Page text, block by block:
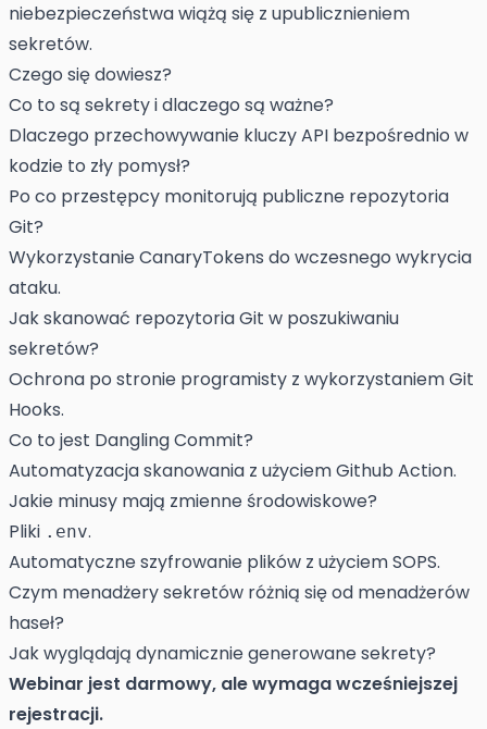
niebezpieczeństwa wiążą się z upublicznieniem
sekretów.
Czego się dowiesz?
Co to są sekrety i dlaczego są ważne?
Dlaczego przechowywanie kluczy API bezpośrednio w
kodzie to zły pomysł?
Po co przestępcy monitorują publiczne repozytoria
Git?
Wykorzystanie CanaryTokens do wczesnego wykrycia
ataku.
Jak skanować repozytoria Git w poszukiwaniu
sekretów?
Ochrona po stronie programisty z wykorzystaniem Git
Hooks.
Co to jest Dangling Commit?
Automatyzacja skanowania z użyciem Github Action.
Jakie minusy mają zmienne środowiskowe?
Pliki .env.
Automatyczne szyfrowanie plików z użyciem SOPS.
Czym menadżery sekretów różnią się od menadżerów
haseł?
Jak wyglądają dynamicznie generowane sekrety?
Webinar jest darmowy, ale wymaga wcześniejszej
rejestracji.